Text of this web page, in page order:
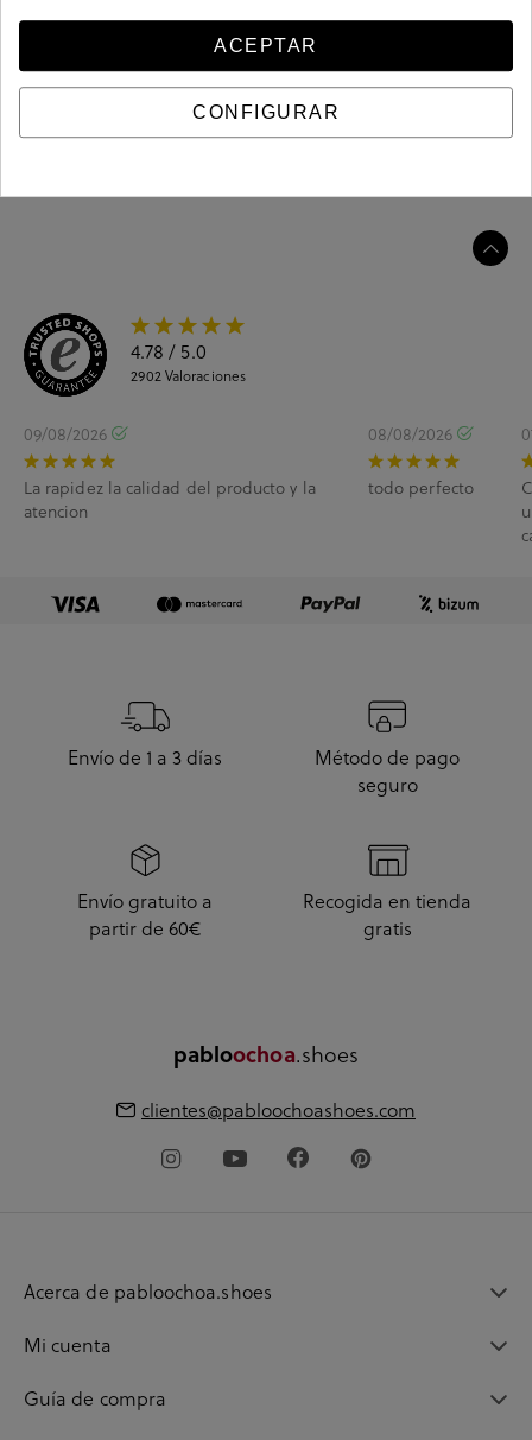
Guía de tallas
4.78 / 5.0
2902Valoraciones
09/08/2026
La rapidez la calidad del producto y la
atencion
08/08/2026
todo perfecto
Envío de 1 a 3 días
Método de pago
seguro
Envío gratuito a
partir de 60€
Recogida en tienda
gratis
pabloochoa.shoes
clientes@pabloochoashoes.com
Acerca de pabloochoa.shoes
Mi cuenta
Guía de compra
ACEPTAR
CONFIGURAR